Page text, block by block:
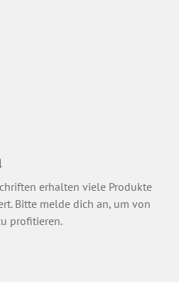
erhalten viele Produkte
Bitte melde dich an, um von
profitieren.